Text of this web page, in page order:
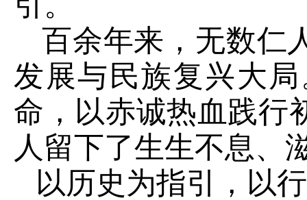
百余年来，无数仁
发展与民族复兴大
命，以赤诚热血践行
人留下了生生不息、
以历史为指引，以